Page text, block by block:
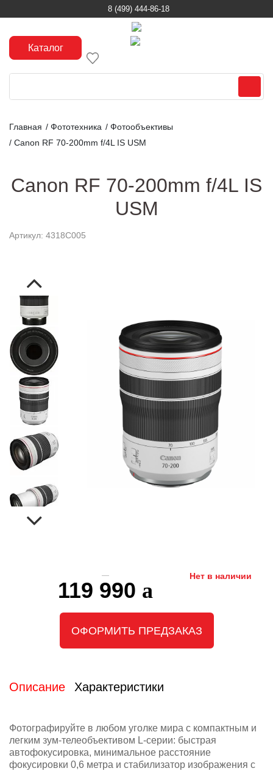
8 (499) 444-86-18
Каталог
Главная / Фототехника / Фотообъективы
/ Canon RF 70-200mm f/4L IS USM
Canon RF 70-200mm f/4L IS
USM
Артикул: 4318C005
Нет в наличии
119 990
ОФОРМИТЬ ПРЕДЗАКАЗ
Описание Характеристики
Фотографируйте в любом уголке мира с компактным и
легким зум-телеобъективом L-серии: быстрая
автофокусировка, минимальное расстояние
фокусировки 0,6 метра и стабилизатор изображения с